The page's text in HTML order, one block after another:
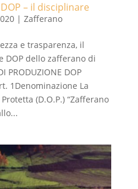
– il disciplinare
| Zafferano
e trasparenza, il
dello zafferano di
PRODUZIONE DOP
1Denominazione La
(D.O.P.) “Zafferano